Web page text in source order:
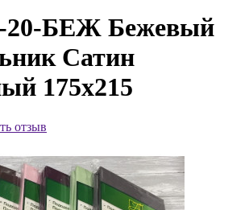
БЕЖ Бежевый
Сатин
175х215
отзыв